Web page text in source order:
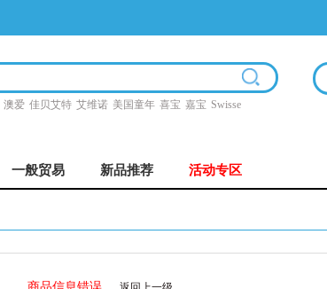
澳爱 佳贝艾特 艾维诺 美国童年 喜宝 嘉宝 Swisse
一般贸易 新品推荐 活动专区